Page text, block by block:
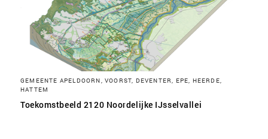
GEMEENTE APELDOORN, VOORST, DEVENTER, EPE, HEERDE,
HATTEM
Toekomstbeeld 2120 Noordelijke IJsselvallei